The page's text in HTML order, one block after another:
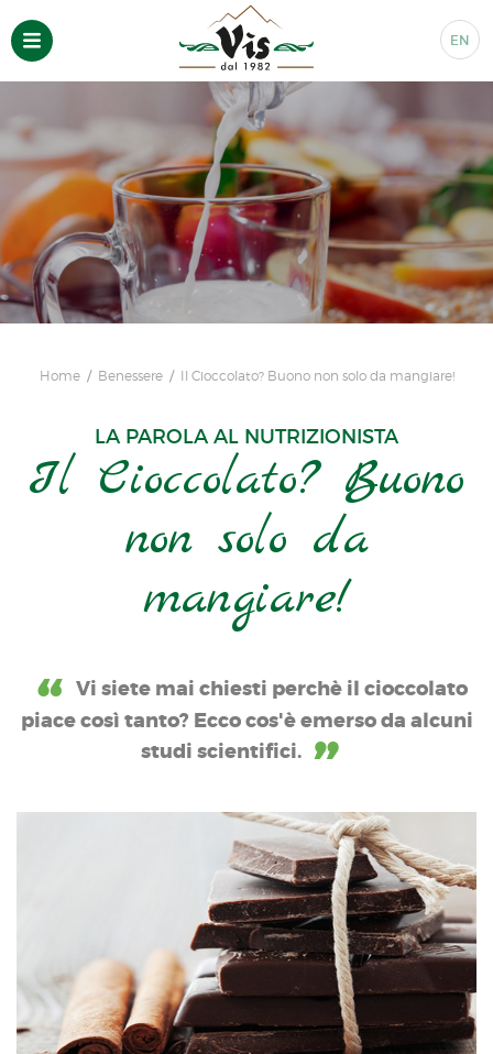
EN
Home Benessere Il Cioccolato? Buono non solo da mangiare!
LA PAROLA AL NUTRIZIONISTA
Il Cioccolato? Buono
non solo da
mangiare!
Vi siete mai chiesti perchè il cioccolato
piace così tanto? Ecco cos'è emerso da alcuni
studi scientifici.